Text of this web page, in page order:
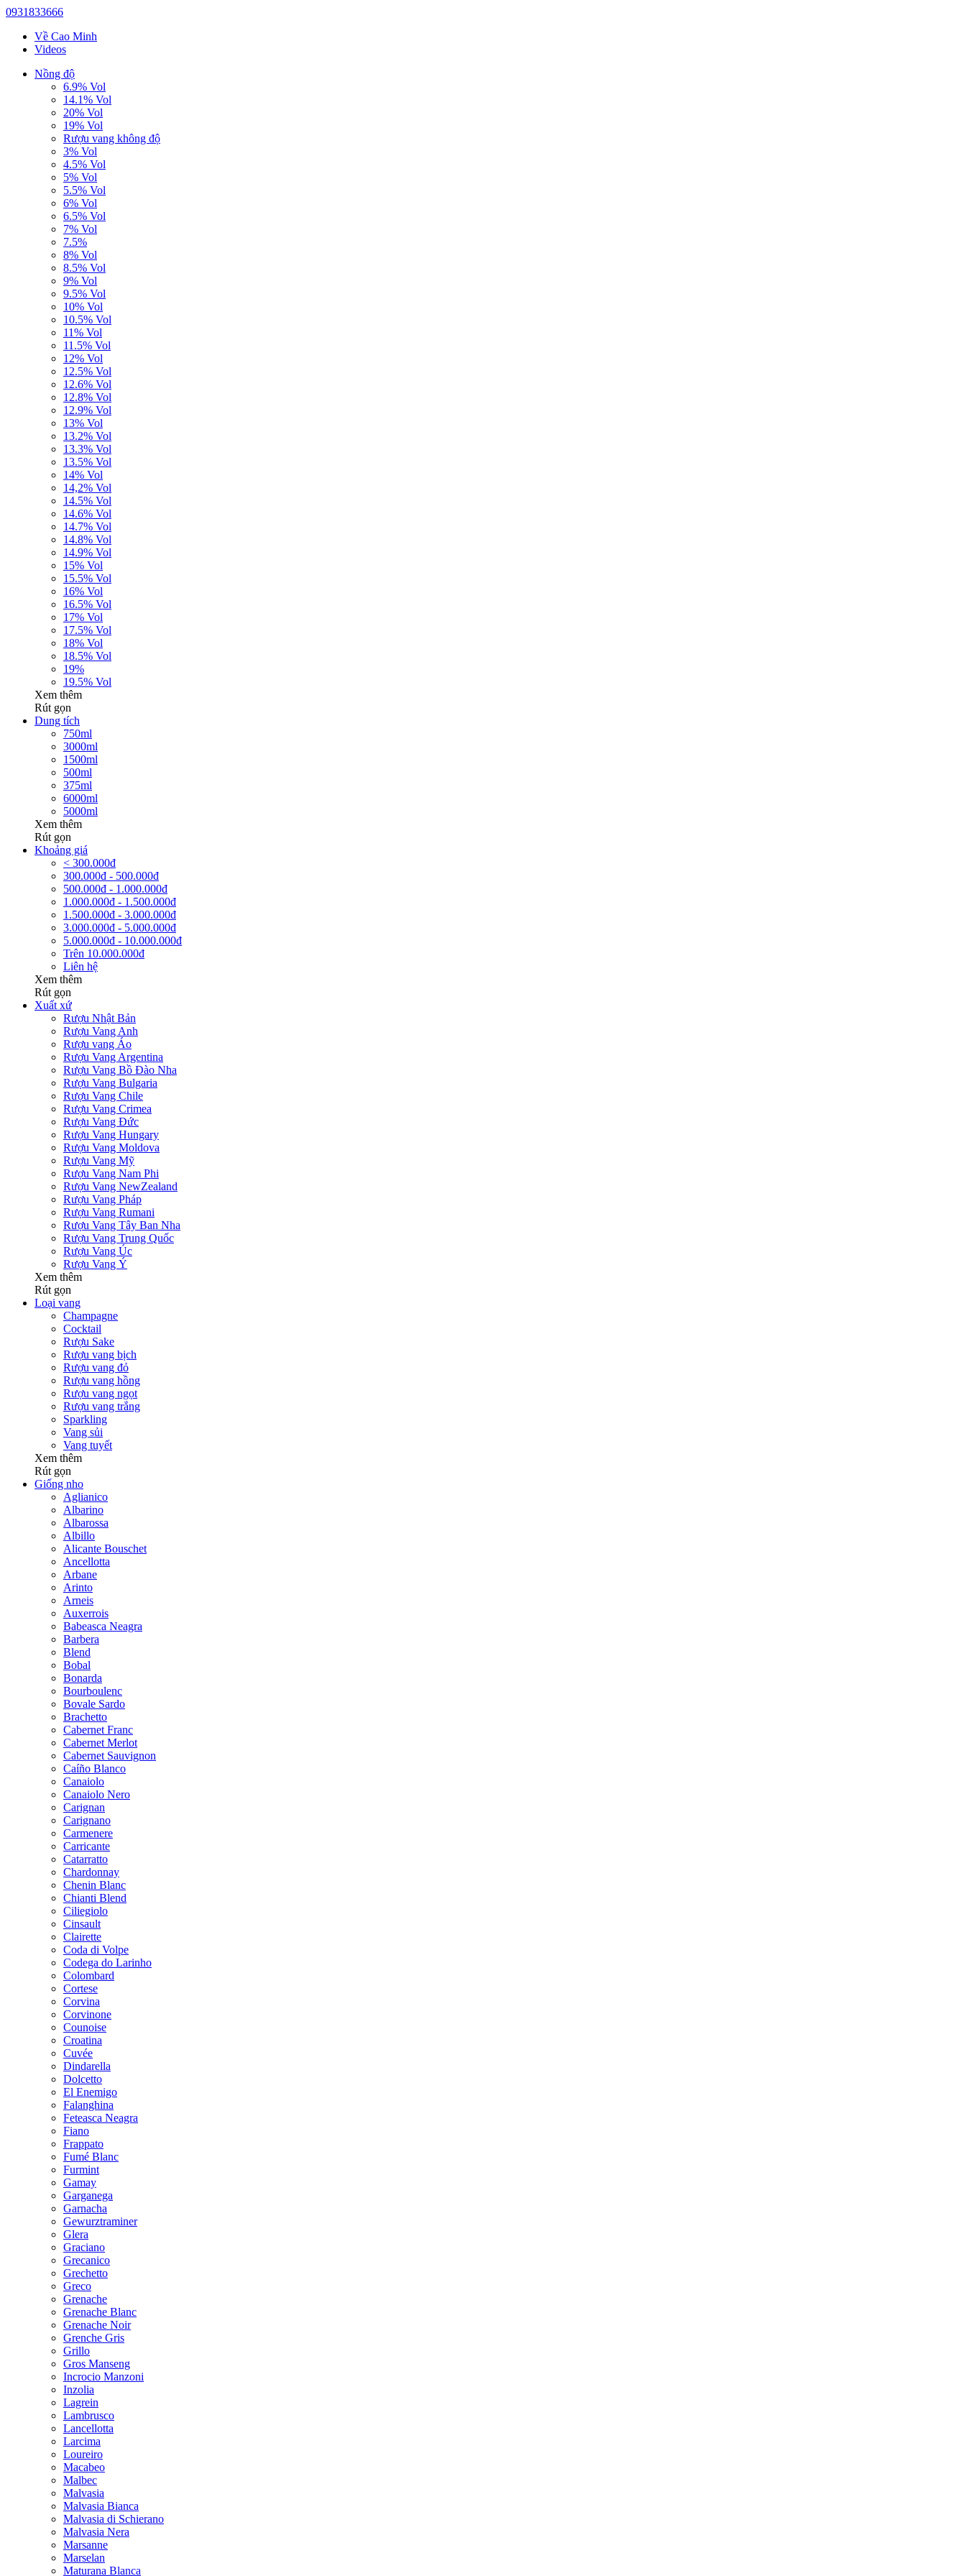
0931833666
Về Cao Minh
Videos
Nồng độ
6.9% Vol
14.1% Vol
20% Vol
19% Vol
Rượu vang không độ
3% Vol
4.5% Vol
5% Vol
5.5% Vol
6% Vol
6.5% Vol
7% Vol
7.5%
8% Vol
8.5% Vol
9% Vol
9.5% Vol
10% Vol
10.5% Vol
11% Vol
11.5% Vol
12% Vol
12.5% Vol
12.6% Vol
12.8% Vol
12.9% Vol
13% Vol
13.2% Vol
13.3% Vol
13.5% Vol
14% Vol
14,2% Vol
14.5% Vol
14.6% Vol
14.7% Vol
14.8% Vol
14.9% Vol
15% Vol
15.5% Vol
16% Vol
16.5% Vol
17% Vol
17.5% Vol
18% Vol
18.5% Vol
19%
19.5% Vol
Xem thêm
Rút gọn
Dung tích
750ml
3000ml
1500ml
500ml
375ml
6000ml
5000ml
Xem thêm
Rút gọn
Khoảng giá
< 300.000đ
300.000đ - 500.000đ
500.000đ - 1.000.000đ
1.000.000đ - 1.500.000đ
1.500.000đ - 3.000.000đ
3.000.000đ - 5.000.000đ
5.000.000đ - 10.000.000đ
Trên 10.000.000đ
Liên hệ
Xem thêm
Rút gọn
Xuất xứ
Rượu Nhật Bản
Rượu Vang Anh
Rượu vang Áo
Rượu Vang Argentina
Rượu Vang Bồ Đào Nha
Rượu Vang Bulgaria
Rượu Vang Chile
Rượu Vang Crimea
Rượu Vang Đức
Rượu Vang Hungary
Rượu Vang Moldova
Rượu Vang Mỹ
Rượu Vang Nam Phi
Rượu Vang NewZealand
Rượu Vang Pháp
Rượu Vang Rumani
Rượu Vang Tây Ban Nha
Rượu Vang Trung Quốc
Rượu Vang Úc
Rượu Vang Ý
Xem thêm
Rút gọn
Loại vang
Champagne
Cocktail
Rượu Sake
Rượu vang bịch
Rượu vang đỏ
Rượu vang hồng
Rượu vang ngọt
Rượu vang trắng
Sparkling
Vang sủi
Vang tuyết
Xem thêm
Rút gọn
Giống nho
Aglianico
Albarino
Albarossa
Albillo
Alicante Bouschet
Ancellotta
Arbane
Arinto
Arneis
Auxerrois
Babeasca Neagra
Barbera
Blend
Bobal
Bonarda
Bourboulenc
Bovale Sardo
Brachetto
Cabernet Franc
Cabernet Merlot
Cabernet Sauvignon
Caíño Blanco
Canaiolo
Canaiolo Nero
Carignan
Carignano
Carmenere
Carricante
Catarratto
Chardonnay
Chenin Blanc
Chianti Blend
Ciliegiolo
Cinsault
Clairette
Coda di Volpe
Codega do Larinho
Colombard
Cortese
Corvina
Corvinone
Counoise
Croatina
Cuvée
Dindarella
Dolcetto
El Enemigo
Falanghina
Feteasca Neagra
Fiano
Frappato
Fumé Blanc
Furmint
Gamay
Garganega
Garnacha
Gewurztraminer
Glera
Graciano
Grecanico
Grechetto
Greco
Grenache
Grenache Blanc
Grenache Noir
Grenche Gris
Grillo
Gros Manseng
Incrocio Manzoni
Inzolia
Lagrein
Lambrusco
Lancellotta
Larcima
Loureiro
Macabeo
Malbec
Malvasia
Malvasia Bianca
Malvasia di Schierano
Malvasia Nera
Marsanne
Marselan
Maturana Blanca